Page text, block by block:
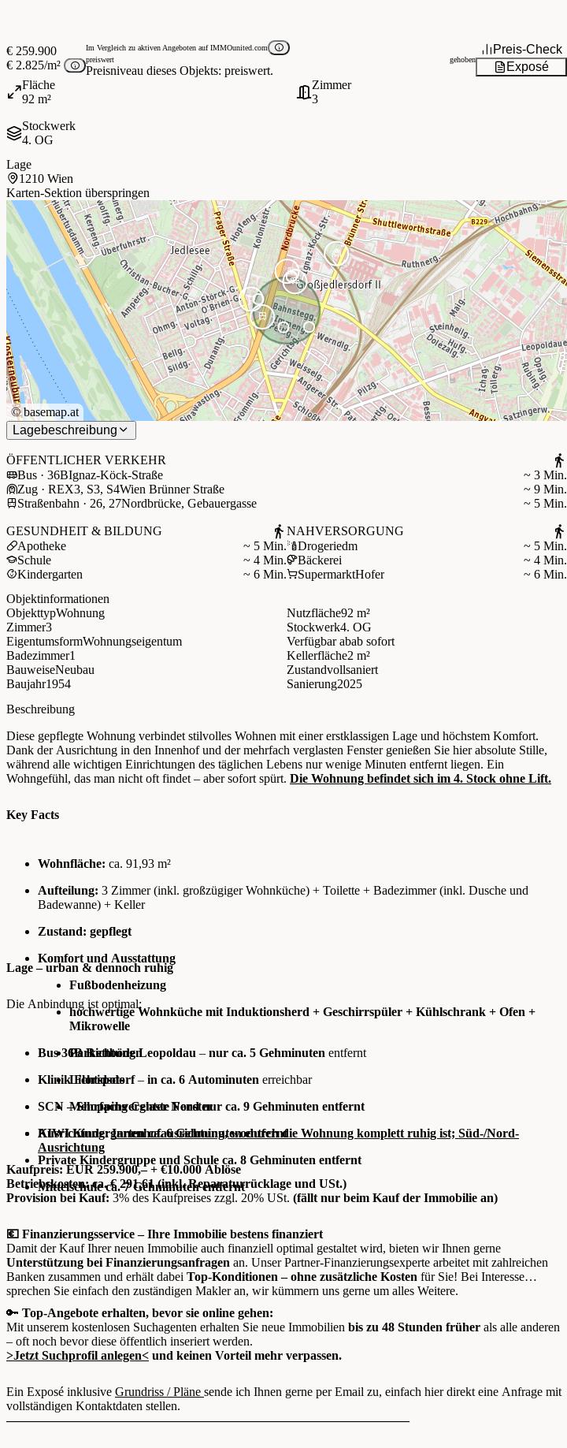
€ 259.900
€ 2.825/m²
Im Vergleich zu aktiven Angeboten auf IMMOunited.com
preiswert
gehoben
Preisniveau dieses Objekts: preiswert.
Preis-Check
Exposé
Fläche
92 m²
Zimmer
3
Stockwerk
4. OG
Lage
1210 Wien
Karten-Sektion überspringen
+
−
©basemap.at
Lagebeschreibung
ÖFFENTLICHER VERKEHR
Bus · 36BIgnaz-Köck-Straße
~ 3 Min.
Zug · REX3, S3, S4Wien Brünner Straße
~ 9 Min.
Straßenbahn · 26, 27Nordbrücke, Gebauergasse ~ 5 Min.
GESUNDHEIT & BILDUNG
Apotheke
~ 5 Min.
Schule
~ 4 Min.
Kindergarten
~ 6 Min.
NAHVERSORGUNG
Drogeriedm
~ 5 Min.
Bäckerei
~ 4 Min.
SupermarktHofer
~ 6 Min.
Objektinformationen
ObjekttypWohnung Nutzfläche92 m²
Zimmer3 Stockwerk4. OG
EigentumsformWohnungseigentum Verfügbar abab sofort
Badezimmer1 Kellerfläche2 m²
BauweiseNeubau Zustandvollsaniert
Baujahr1954 Sanierung2025
Beschreibung
Diese gepflegte Wohnung verbindet stilvolles Wohnen mit einer erstklassigen Lage und höchstem Komfort.
Dank der Ausrichtung in den Innenhof und der mehrfach verglasten Fenster genießen Sie hier absolute Stille,
während alle wichtigen Einrichtungen des täglichen Lebens nur wenige Minuten entfernt liegen. Ein
Wohngefühl, das man nicht oft findet – aber sofort spürt. Die Wohnung befindet sich im 4. Stock ohne Lift.
Key Facts
Wohnfläche: ca. 91,93 m²
Aufteilung: 3 Zimmer (inkl. großzügiger Wohnküche) + Toilette + Badezimmer (inkl. Dusche und
Badewanne) + Keller
Zustand: gepflegt
Komfort und Ausstattung
Fußbodenheizung
hochwertige Wohnküche mit Induktionsherd + Geschirrspüler + Kühlschrank + Ofen +
Mikrowelle
Parkettböden
Lichtspots
Mehrfachverglaste Fenster
Ausrichtung: Innenhofausrichtung, wodurch die Wohnung komplett ruhig ist; Süd-/Nord-
Ausrichtung
Lage – urban & dennoch ruhig
Die Anbindung ist optimal:
Bus 36B Richtung Leopoldau – nur ca. 5 Gehminuten entfernt
Klinik Floridsdorf– in ca. 6 Autominuten erreichbar
SCN – Shopping Center Nord nur ca. 9 Gehminuten entfernt
KIWI Kindergarten ca. 6 Gehminuten entfernt
Private Kindergruppe und Schule ca. 8 Gehminuten entfernt
Mittelschule ca. 7 Gehminuten entfernt
Kaufpreis: EUR 259.900,– + €10.000 Ablöse
Betriebskosten: ca. € 291,61 (inkl. Reparaturrücklage und USt.)
Provision bei Kauf: 3% des Kaufpreises zzgl. 20% USt. (fällt nur beim Kauf der Immobilie an)
💶 Finanzierungsservice – Ihre Immobilie bestens finanziert
Damit der Kauf Ihrer neuen Immobilie auch finanziell optimal gestaltet wird, bieten wir Ihnen gerne
Unterstützung bei Finanzierungsanfragen an. Unser Partner-Finanzierungsexperte arbeitet mit zahlreichen
Banken zusammen und erhält dabei Top-Konditionen – ohne zusätzliche Kosten für Sie! Bei Interesse
sprechen Sie einfach den zuständigen Makler an, wir kümmern uns gerne um alles Weitere.
🔑 Top-Angebote erhalten, bevor sie online gehen:
Mit unserem kostenlosen Suchagenten erhalten Sie neue Immobilien bis zu 48 Stunden früher als alle anderen
– oft noch bevor diese öffentlich inseriert werden.
>Jetzt Suchprofil anlegen< und keinen Vorteil mehr verpassen.
Ein Exposé inklusive Grundriss / Pläne sende ich Ihnen gerne per Email zu, einfach hier direkt eine Anfrage mit
vollständigen Kontaktdaten stellen.
————————————————————————————————